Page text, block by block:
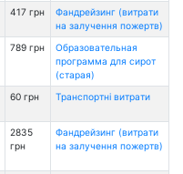
417 грн
Фандрейзинг (витрати
на залучення пожертв)
789 грн
Образовательная
программа для сирот
(старая)
60 грн Транспортні витрати
2835
грн
Фандрейзинг (витрати
на залучення пожертв)